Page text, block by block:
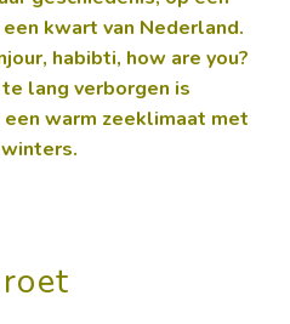
kwart van Nederland.
habibti, how are you?
lang verborgen is
warm zeeklimaat met